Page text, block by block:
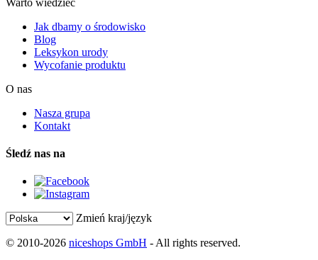
Jak dbamy o środowisko
Blog
Leksykon urody
Wycofanie produktu
O nas
Nasza grupa
Kontakt
Śledź nas na
Zmień kraj/język
© 2010-2026 niceshops GmbH - All rights reserved.